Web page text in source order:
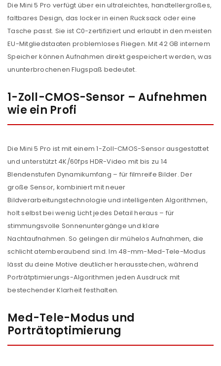
Die Mini 5 Pro verfügt über ein ultraleichtes, handtellergroßes,
faltbares Design, das locker in einen Rucksack oder eine
Tasche passt. Sie ist C0-zertifiziert und erlaubt in den meisten
EU-Mitgliedstaaten problemloses Fliegen. Mit 42 GB internem
Speicher können Aufnahmen direkt gespeichert werden, was
ununterbrochenen Flugspaß bedeutet.
1-Zoll-CMOS-Sensor – Aufnehmen
wie ein Profi
Die Mini 5 Pro ist mit einem 1-Zoll-CMOS-Sensor ausgestattet
und unterstützt 4K/60fps HDR-Video mit bis zu 14
Blendenstufen Dynamikumfang – für filmreife Bilder. Der
große Sensor, kombiniert mit neuer
Bildverarbeitungstechnologie und intelligenten Algorithmen,
holt selbst bei wenig Licht jedes Detail heraus – für
stimmungsvolle Sonnenuntergänge und klare
Nachtaufnahmen. So gelingen dir mühelos Aufnahmen, die
schlicht atemberaubend sind. Im 48-mm-Med-Tele-Modus
lässt du deine Motive deutlicher herausstechen, während
Porträtptimierungs-Algorithmen jeden Ausdruck mit
bestechender Klarheit festhalten.
Med-Tele-Modus und
Porträtoptimierung